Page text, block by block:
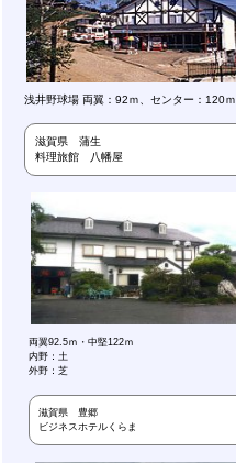
浅井野球場 両翼：92ｍ、センター：120ｍ
滋賀県 蒲生
料理旅館 八幡屋
両翼92.5ｍ・中堅122ｍ
内野：土
外野：芝
滋賀県 豊郷
ビジネスホテルくらま